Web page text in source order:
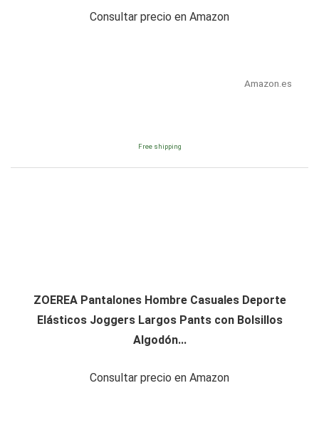
Consultar precio en Amazon
Amazon.es
Free shipping
ZOEREA Pantalones Hombre Casuales Deporte
Elásticos Joggers Largos Pants con Bolsillos
Algodón...
Consultar precio en Amazon